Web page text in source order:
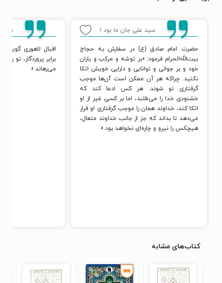
سید علی جان ما بود ۱
حضرت امام صادق (ع) در سفارش به حجاج
بیت‌الله‌الحرام فرمود: «بر توشه و مرکب و یاران
خود و بر جوانی و توانایی و دارایی خویش اتکا
نکنید. چراکه هر آن ممکن است آن‌ها موجب
گرفتاری تو شوند. هر کس ادعا کند که
خشنودی خدا را می‌طلبد، اما بر کسی غیر از او
اتکا کند، خداوند همان را موجب گرفتاری او قرار
می‌دهد تا بداند که جز از جانب خداوند متعال،
هیچکس را نیرو و چاره‌ای نخواهد بود.»
سید
اقبال لاهوری
برابر پروردگار، تو را
می‌رهاند.»
کتاب‌های مشابه